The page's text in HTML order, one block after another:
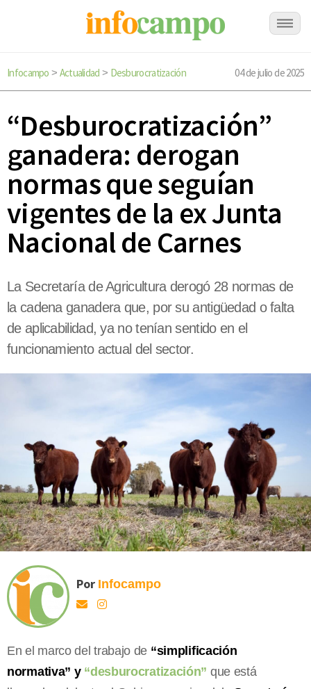
Infocampo > Actualidad > Desburocratización 04 de julio de 2025
“Desburocratización”
ganadera: derogan
normas que seguían
vigentes de la ex Junta
Nacional de Carnes
La Secretaría de Agricultura derogó 28 normas de
la cadena ganadera que, por su antigüedad o falta
de aplicabilidad, ya no tenían sentido en el
funcionamiento actual del sector.
Por Infocampo
En el marco del trabajo de “simplificación
normativa” y “desburocratización” que está